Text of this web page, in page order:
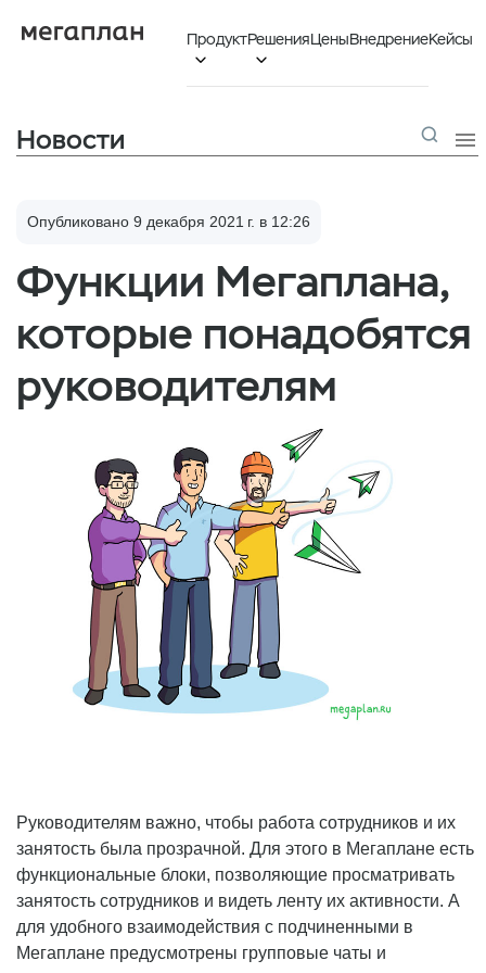
Продукт

Решения

ЦеныВнедрениеКейсы
Новости 
Опубликовано 9 декабря 2021 г. в 12:26
Функции Мегаплана,
которые понадобятся
руководителям
Руководителям важно, чтобы работа сотрудников и их
занятость была прозрачной. Для этого в Мегаплане есть
функциональные блоки, позволяющие просматривать
занятость сотрудников и видеть ленту их активности. А
для удобного взаимодействия с подчиненными в
Мегаплане предусмотрены групповые чаты и